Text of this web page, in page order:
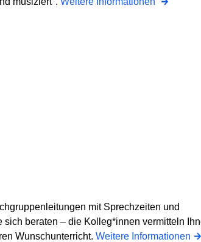
mit Sprechzeiten und
sich beraten – die Kolleg*innen vermitteln
Wunschunterricht. Weitere Informationen